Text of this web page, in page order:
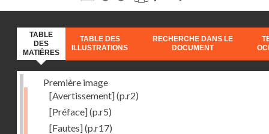
TABLE
DES
MATIÈRES
TABLE DES
ILLUSTRATIONS
RECHERCHE DANS LE
DOCUMENT
Première image
[Avertissement](p.r2)
[Préface](p.r5)
[Fautes](p.r17)